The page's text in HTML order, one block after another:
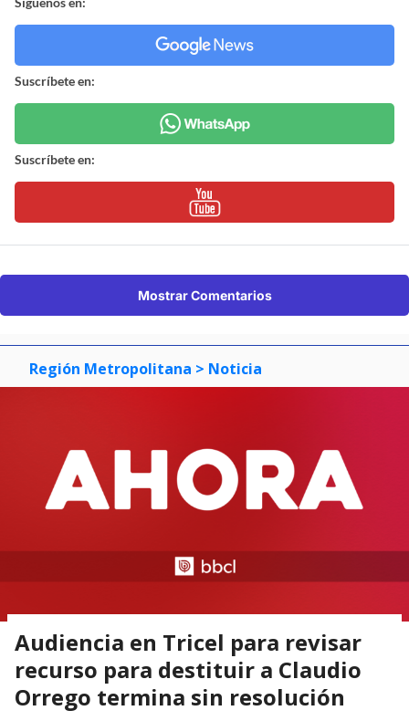
Suscríbete en:
Suscríbete en:
Mostrar Comentarios
Región Metropolitana > Noticia
Audiencia en Tricel para revisar
recurso para destituir a Claudio
Orrego termina sin resolución